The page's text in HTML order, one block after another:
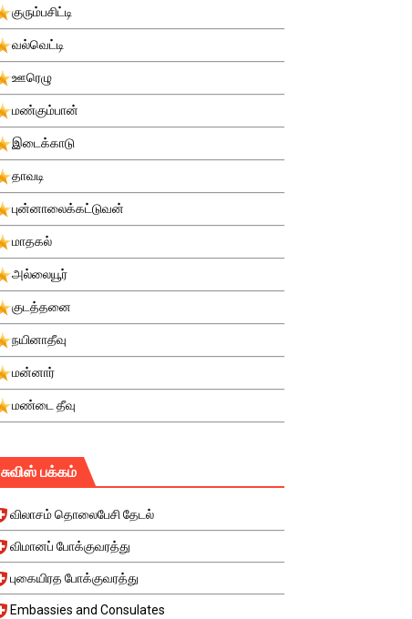
குரும்பசிட்டி
வல்வெட்டி
ஊரெழு
மண்கும்பான்
இடைக்காடு
தாவடி
புன்னாலைக்கட்டுவன்
மாதகல்
அல்லையூர்
குடத்தனை
நயினாதீவு
மன்னார்
மண்டை தீவு
சுவிஸ் பக்கம்
விலாசம் தொலைபேசி தேடல்
விமானப் போக்குவரத்து
புகையிரத போக்குவரத்து
Embassies and Consulates